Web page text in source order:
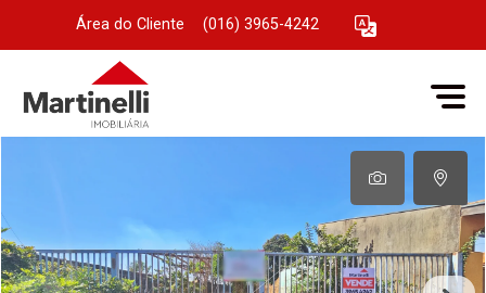
Área do Cliente (016) 3965-4242